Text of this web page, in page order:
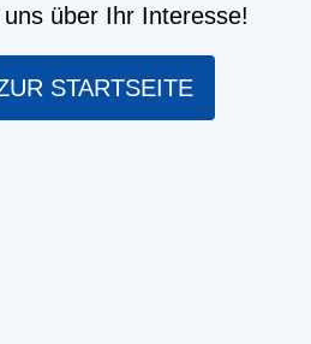
über Ihr Interesse!
STARTSEITE